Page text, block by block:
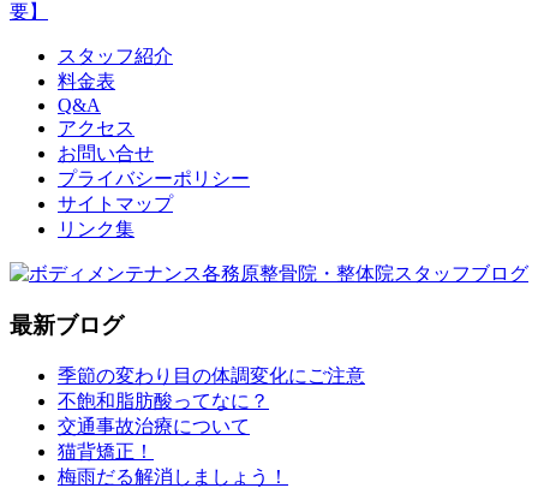
スタッフ紹介
料金表
Q&A
アクセス
お問い合せ
プライバシーポリシー
サイトマップ
リンク集
最新ブログ
季節の変わり目の体調変化にご注意
不飽和脂肪酸ってなに？
交通事故治療について
猫背矯正！
梅雨だる解消しましょう！